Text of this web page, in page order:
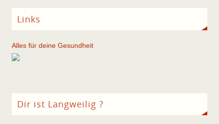
Links
Alles für deine Gesundheit
Dir ist Langweilig ?